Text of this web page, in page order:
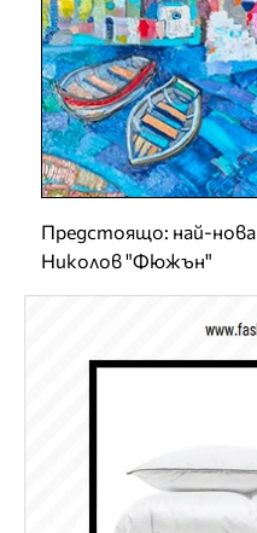
Предстоящо: най-
Николов "Фюжън"